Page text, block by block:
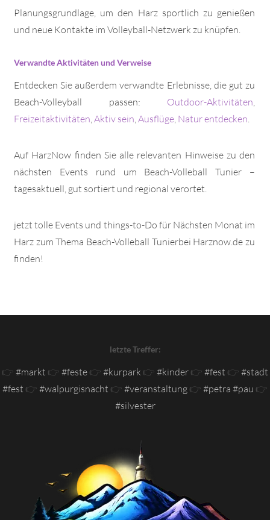
Planungsgrundlage, um den Harz sportlich zu genießen
und neue Kontakte im Volleyball-Netzwerk zu knüpfen.
Verwandte Aktivitäten und Verweise
Entdecken Sie außerdem verwandte Erlebnisse, die gut zu
Beach-Volleyball passen: Outdoor-Aktivitäten
Freizeitaktivitäten Aktiv sein Ausflüge Natur entdecken
Auf HarzNow finden Sie alle relevanten Hinweise zu den
nächsten Events rund um Beach-Volleball Tunier –
tagesaktuell, gut sortiert und regional verortet.
jetzt tolle Events und things-to-Do für Nächsten Monat im
Harz zum Thema Beach-Volleball Tunierbei Harznow.de zu
finden!
letzte Treffer:
👉 #markt 👉 #feste 👉 #kurpark 👉 #kinder 👉 #fest 👉 #stadt
#fest 👉 #walpurgisnacht 👉 #veranstaltung 👉 #petra #pau 👉
#silvester